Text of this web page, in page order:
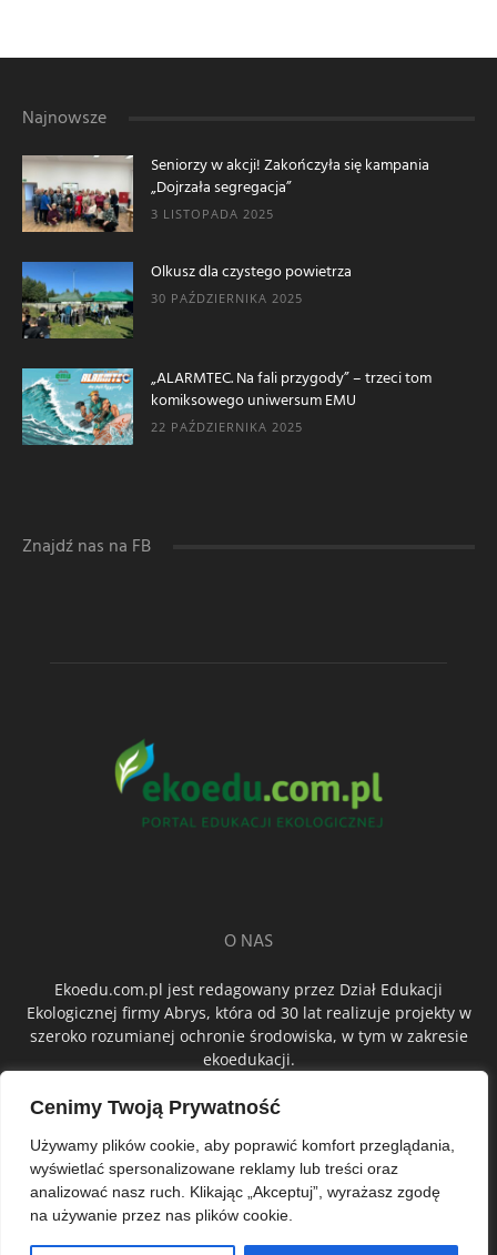
Cenimy Twoją Prywatność
Używamy plików cookie, aby poprawić komfort przeglądania,
wyświetlać spersonalizowane reklamy lub treści oraz
analizować nasz ruch. Klikając „Akceptuj”, wyrażasz zgodę
na używanie przez nas plików cookie.
Najnowsze
Seniorzy w akcji! Zakończyła się kampania
„Dojrzała segregacja”
3 LISTOPADA 2025
Olkusz dla czystego powietrza
30 PAŹDZIERNIKA 2025
„ALARMTEC. Na fali przygody” – trzeci tom
komiksowego uniwersum EMU
22 PAŹDZIERNIKA 2025
Znajdź nas na FB
O NAS
Ekoedu.com.pl jest redagowany przez Dział Edukacji
Ekologicznej firmy Abrys, która od 30 lat realizuje projekty w
szeroko rozumianej ochronie środowiska, w tym w zakresie
ekoedukacji.
ŚLEDŹ NAS